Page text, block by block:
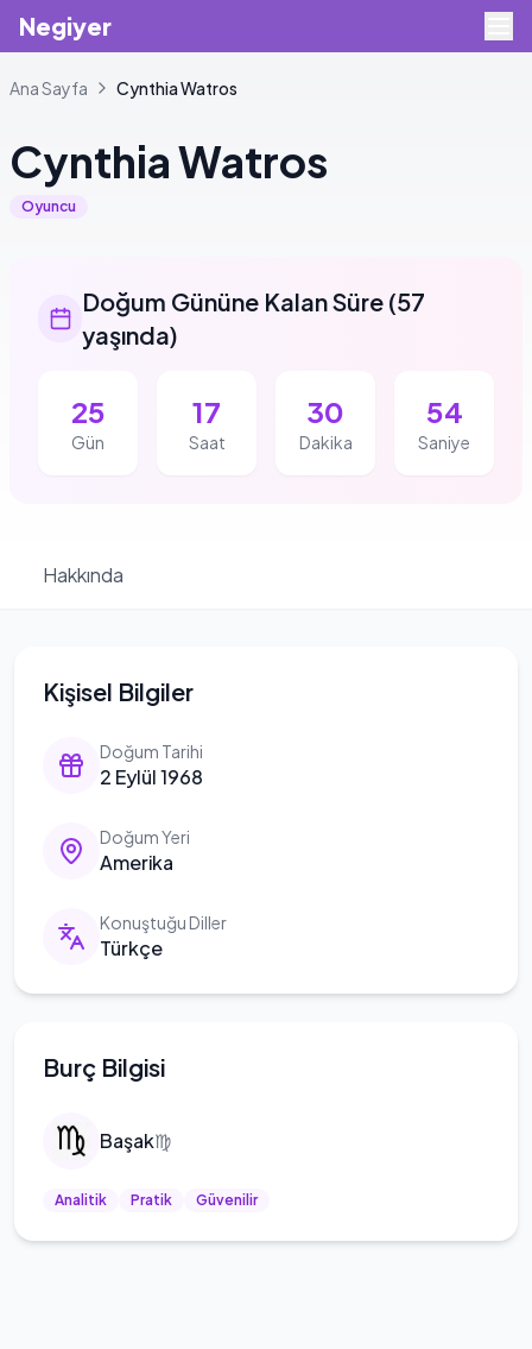
Negiyer
Ana Sayfa CynthiaWatros
CynthiaWatros
Oyuncu
Doğum Gününe Kalan Süre (57
yaşında)
25
Gün
17
Saat
30
Dakika
54
Saniye
Hakkında
Kişisel Bilgiler
Doğum Tarihi
2 Eylül 1968
Doğum Yeri
Amerika
Konuştuğu Diller
Türkçe
Burç Bilgisi
Başak♍
Analitik Pratik Güvenilir